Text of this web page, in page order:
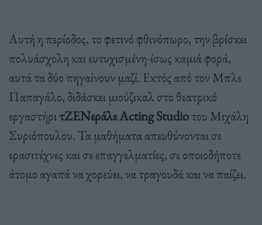
Αυτή η περίοδος, το φετινό φθινόπωρο, την βρίσκει
πολυάσχολη και ευτυχισμένη-ίσως καμιά φορά,
αυτά τα δύο πηγαίνουν μαζί. Εκτός από τον Μπλε
Παπαγάλο, διδάσκει μιούζικαλ στο θεατρικό
εργαστήριτΖΕΝεράλε Acting Studioτου Μιχάλη
Συριόπουλου. Τα μαθήματα απευθύνονται σε
ερασιτέχνες και σε επαγγελματίες, σε οποιοδήποτε
άτομο αγαπά να χορεύει, να τραγουδά και να παίζει.